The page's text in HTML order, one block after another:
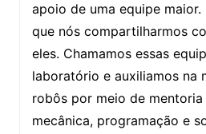
apoio de uma equipe
que nós compartilharmos
eles. Chamamos essas
laboratório e auxiliamos na
robôs por meio de mentoria
mecânica, programação e